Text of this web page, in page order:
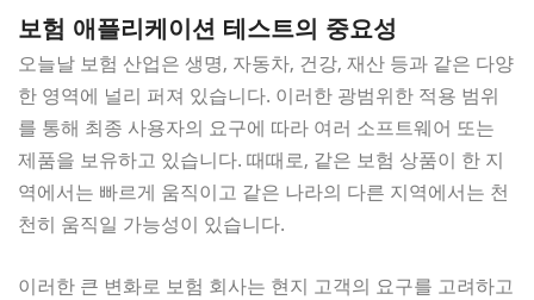
보험 애플리케이션 테스트의 중요성
오늘날 보험 산업은 생명, 자동차, 건강, 재산 등과 같은 다양
한 영역에 널리 퍼져 있습니다. 이러한 광범위한 적용 범위
를 통해 최종 사용자의 요구에 따라 여러 소프트웨어 또는
제품을 보유하고 있습니다. 때때로, 같은 보험 상품이 한 지
역에서는 빠르게 움직이고 같은 나라의 다른 지역에서는 천
천히 움직일 가능성이 있습니다.
이러한 큰 변화로 보험 회사는 현지 고객의 요구를 고려하고